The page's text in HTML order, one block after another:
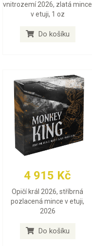
vnitrozemí 2026, zlatá mince
v etuji, 1 oz
Do košíku
4 915 Kč
Opičí král 2026, stříbrná
pozlacená mince v etuji,
2026
Do košíku